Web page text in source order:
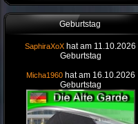
Geburtstag
SaphiraXoX hat am 11.10.2026
Geburtstag
Micha1960 hat am 16.10.2026
Geburtstag